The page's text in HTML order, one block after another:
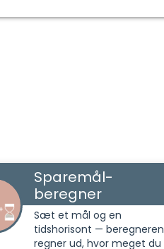
Sparemål-
beregner
Sæt et mål og en
tidshorisont — beregneren
regner ud, hvor meget du